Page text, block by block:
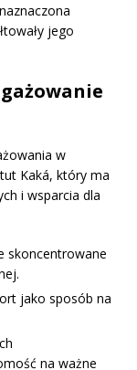
jego
w
Kaká, który ma
i wsparcia dla
skoncentrowane
jako sposób na
na ważne